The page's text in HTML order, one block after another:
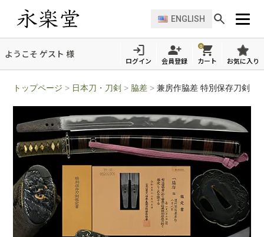
ENGLISH
ようこそ ゲスト 様
ログイン 会員登録
0
カート お気に入り
トップページ > 日本刀・刀剣 > 脇差 >兼房作脇差 特別保存刀剣